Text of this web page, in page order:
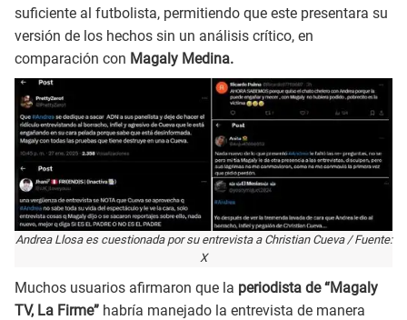
suficiente al futbolista, permitiendo que este presentara su
versión de los hechos sin un análisis crítico, en
comparación con Magaly Medina.
Andrea Llosa es cuestionada por su entrevista a Christian Cueva / Fuente:
X
Muchos usuarios afirmaron que la periodista de “Magaly
TV, La Firme” habría manejado la entrevista de manera